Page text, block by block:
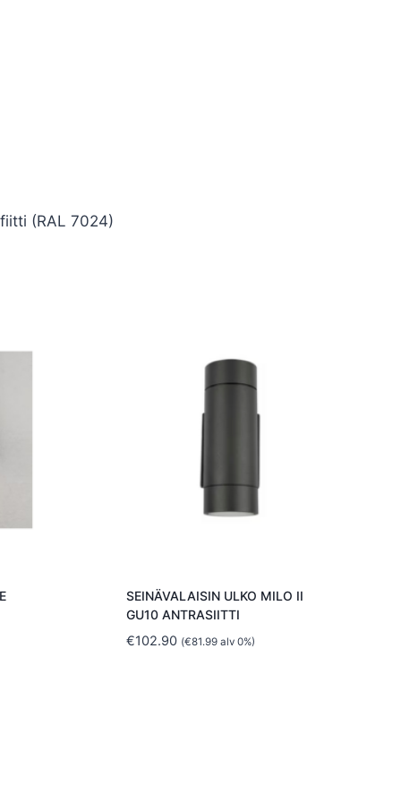
(RAL 7024)
SEINÄVALAISIN ULKO MILO II
GU10 ANTRASIITTI
€102.90 (€81.99 alv 0%)